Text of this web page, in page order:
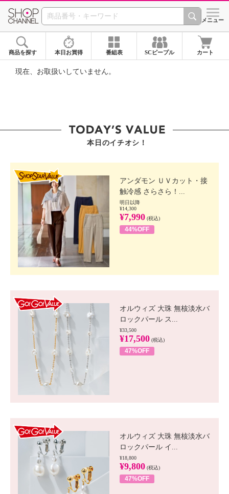
SHOP CHANNEL ショッ
メニュー
商品を探す 本日お買得 番組表 SCピープル カート
現在、お取扱いしていません。
本日のイチオシ！
アンダモン ＵＶカット・接
触冷感 さらさら！...
明日以降
¥14,300
¥7,990 (税込)
44%OFF
オルウィズ 大珠 無核淡水バ
ロックパール ス...
¥33,500
¥17,500 (税込)
47%OFF
オルウィズ 大珠 無核淡水バ
ロックパール イ...
¥18,800
¥9,800 (税込)
47%OFF